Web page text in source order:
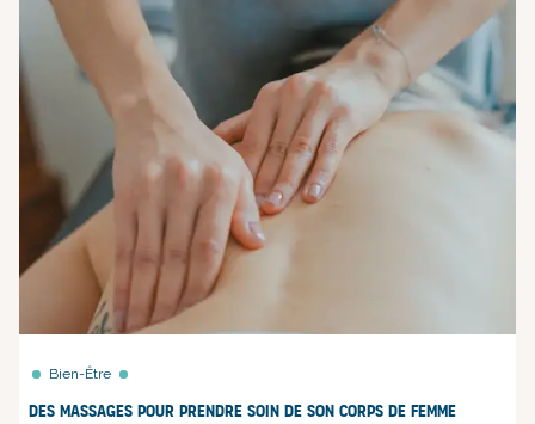
Bien-Être
Des massages pour prendre soin de son corps de femme